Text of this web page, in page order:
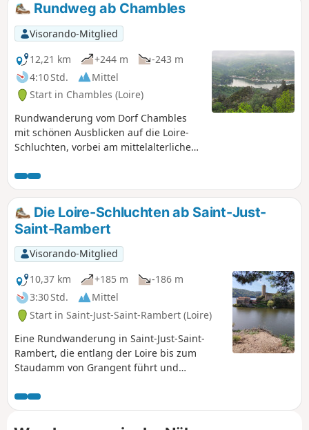
Rundweg ab Chambles
Visorando-Mitglied
12,21 km
+244 m
-243 m
4:10 Std.
Mittel
Start in Chambles (Loire)
Rundwanderung vom Dorf Chambles
mit schönen Ausblicken auf die Loire-
Schluchten, vorbei am mittelalterlichen
Lyonnais, die Ebene und die Monts du
Forez.
Die Loire-Schluchten ab Saint-Just-
Saint-Rambert
Visorando-Mitglied
10,37 km
+185 m
-186 m
3:30 Std.
Mittel
Start in Saint-Just-Saint-Rambert (Loire)
Eine Rundwanderung in Saint-Just-Saint-
Rambert, die entlang der Loire bis zum
Staudamm von Grangent führt und
Schluchten bietet.